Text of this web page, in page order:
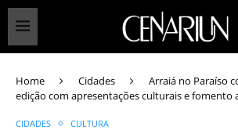
Home Cidades
Arraiá no Paraíso
edição com apresentações culturais e fomento
CIDADES CULTURA